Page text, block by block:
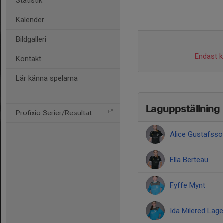
Kalender
Bildgalleri
Kontakt
Lär känna spelarna
Profixio Serier/Resultat
Endast
Laguppställning
Alice
Ella Berteau
Fyffe Mynt
Ida Milered